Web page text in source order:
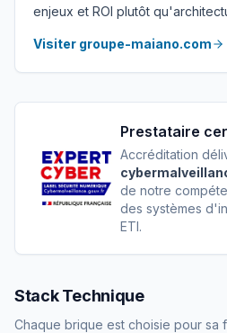
enjeux et ROI plutôt
Visiter groupe-maiano.com
Prestataire
Accréditation
de notre
des systèmes
ETI.
Stack Technique
Chaque brique est choisie pour sa